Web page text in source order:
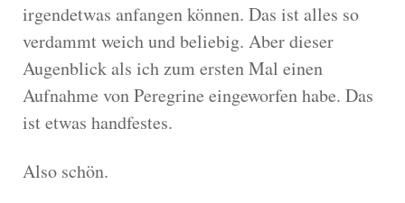
irgendetwas anfangen können. Das ist alles so
verdammt weich und beliebig. Aber dieser
Augenblick als ich zum ersten Mal einen
Aufnahme von Peregrine eingeworfen habe. Das
ist etwas handfestes.
Also schön.